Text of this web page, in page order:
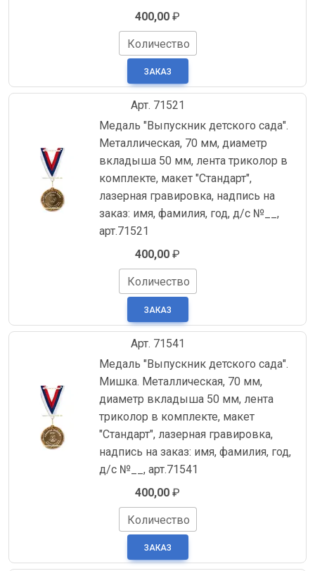
400,00 ₽
Количество
Арт. 71521
Медаль "Выпускник детского сада".
Металлическая, 70 мм, диаметр
вкладыша 50 мм, лента триколор в
комплекте, макет "Стандарт",
лазерная гравировка, надпись на
заказ: имя, фамилия, год, д/с №__,
арт.71521
400,00 ₽
Количество
Арт. 71541
Медаль "Выпускник детского сада".
Мишка. Металлическая, 70 мм,
диаметр вкладыша 50 мм, лента
триколор в комплекте, макет
"Стандарт", лазерная гравировка,
надпись на заказ: имя, фамилия, год,
д/с №__, арт.71541
400,00 ₽
Количество